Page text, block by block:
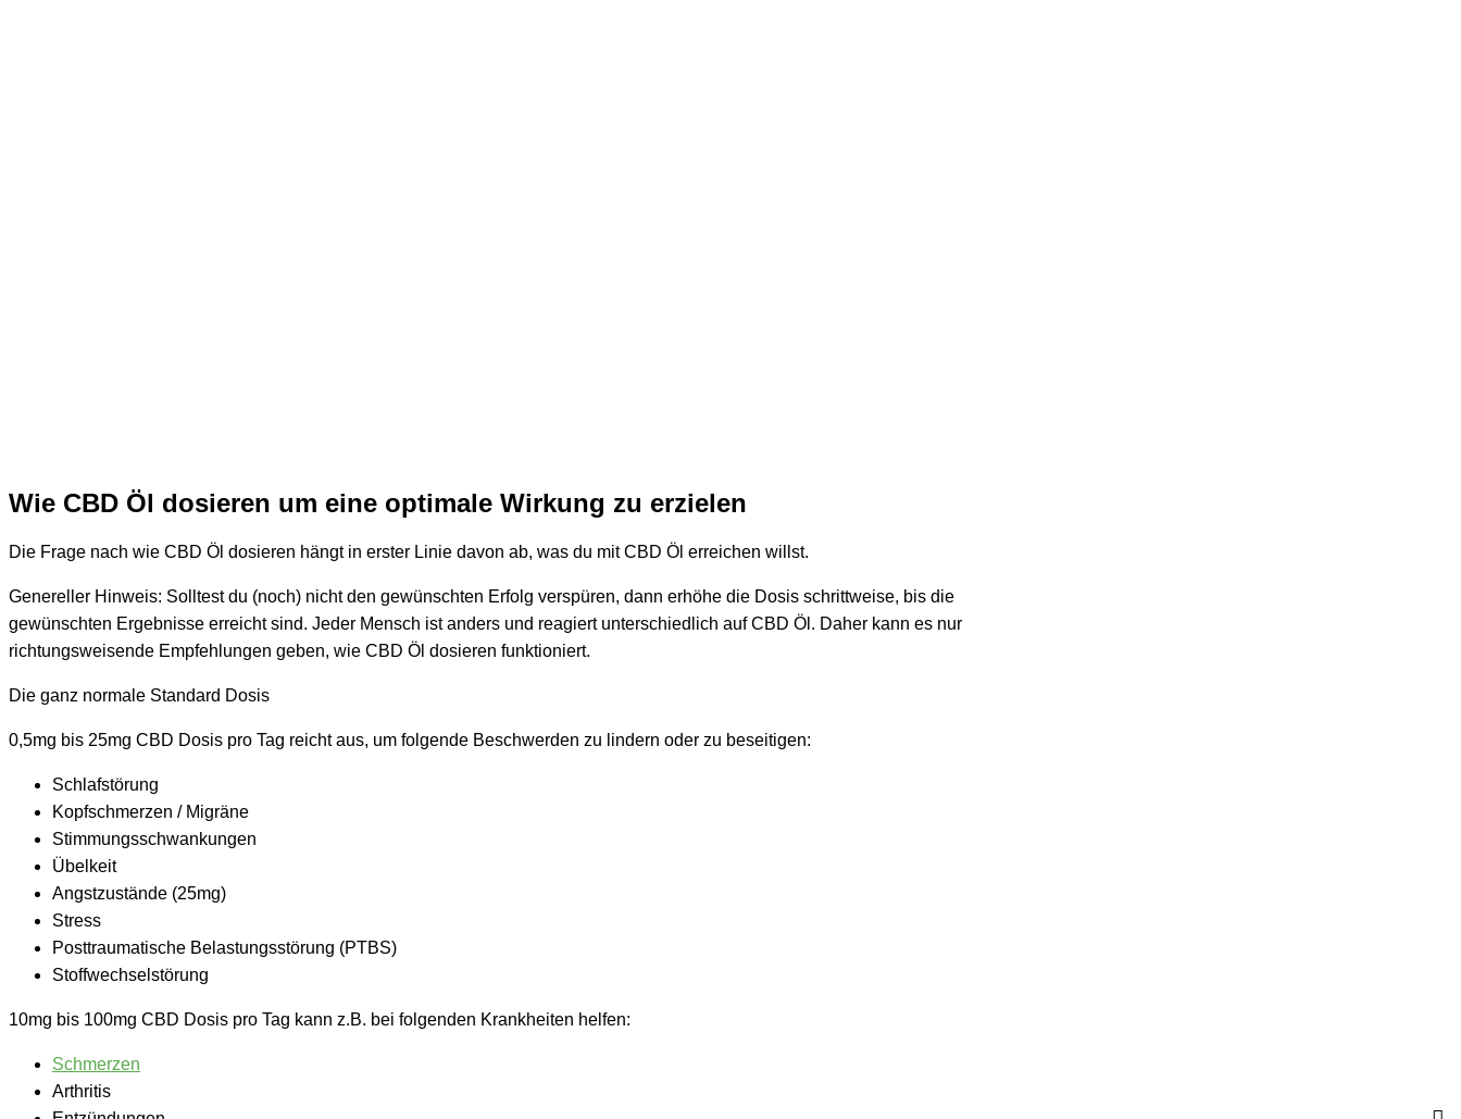
Wie CBD Öl dosieren um eine optimale Wirkung zu erzielen
Die Frage nach wie CBD Öl dosieren hängt in erster Linie davon ab, was du mit CBD Öl erreichen willst.
Genereller Hinweis: Solltest du (noch) nicht den gewünschten Erfolg verspüren, dann erhöhe die Dosis schrittweise, bis die
gewünschten Ergebnisse erreicht sind. Jeder Mensch ist anders und reagiert unterschiedlich auf CBD Öl. Daher kann es nur
richtungsweisende Empfehlungen geben, wie CBD Öl dosieren funktioniert.
Die ganz normale Standard Dosis
0,5mg bis 25mg CBD Dosis pro Tag reicht aus, um folgende Beschwerden zu lindern oder zu beseitigen:
Schlafstörung
Kopfschmerzen / Migräne
Stimmungsschwankungen
Übelkeit
Angstzustände (25mg)
Stress
Posttraumatische Belastungsstörung (PTBS)
Stoffwechselstörung
10mg bis 100mg CBD Dosis pro Tag kann z.B. bei folgenden Krankheiten helfen:
Schmerzen
Arthritis